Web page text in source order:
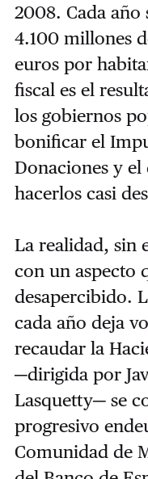
2008. Cada año
4.100 millones
euros por
fiscal es el
los gobiernos
bonificar el
Donaciones y
hacerlos casi
La realidad, sin
con un aspecto
desapercibido.
cada año deja
recaudar la
─dirigida por
Lasquetty─ se
progresivo
Comunidad de